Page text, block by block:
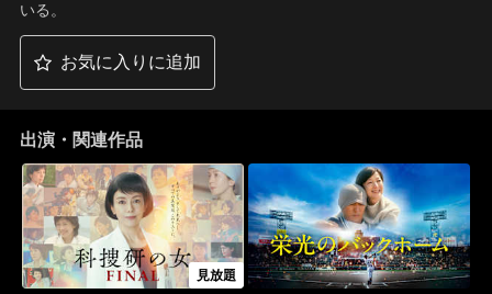
いる。
お気に入りに追加
出演・関連作品
見放題